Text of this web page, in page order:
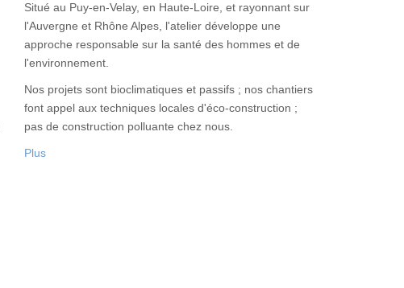
Situé au Puy-en-Velay, en Haute-Loire, et rayonnant sur
l'Auvergne et Rhône Alpes, l'atelier développe une
approche responsable sur la santé des hommes et de
l'environnement.
Nos projets sont bioclimatiques et passifs ; nos chantiers
font appel aux techniques locales d'éco-construction ;
pas de construction polluante chez nous.
Plus